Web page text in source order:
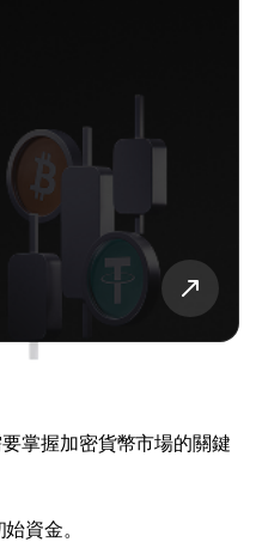
掌握加密貨幣市場的關鍵
資金。